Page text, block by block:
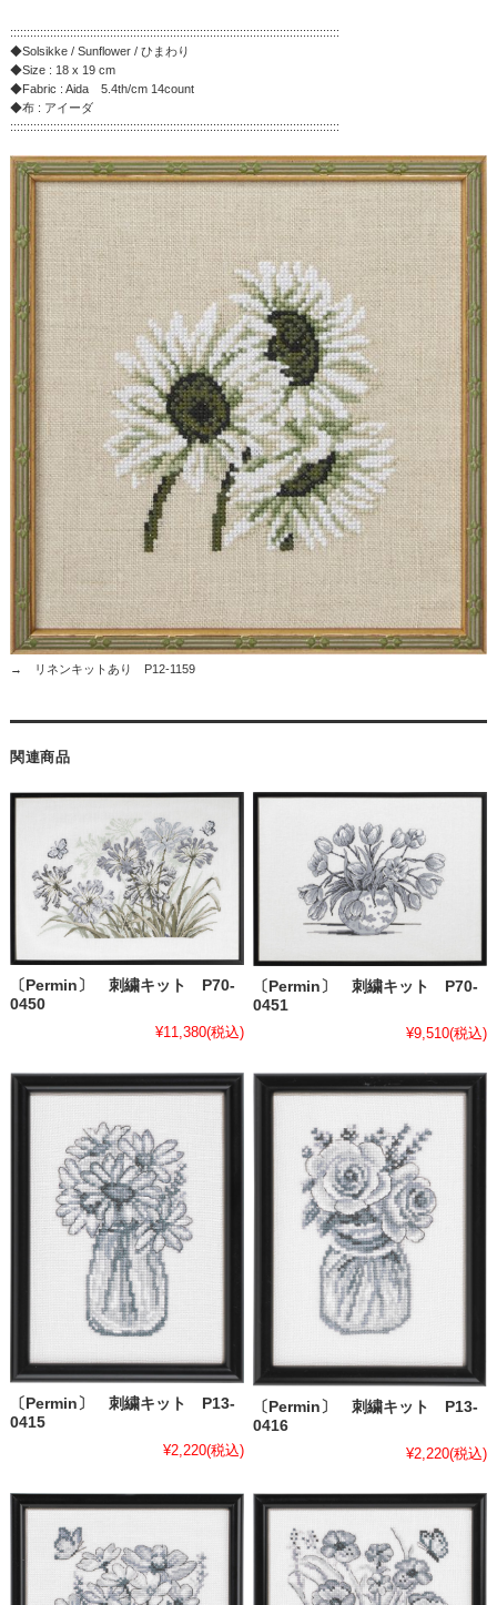
:::::::::::::::::::::::::::::::::::::::::::::::::::::::::::::::::::::::::::::::::::::::::::::::::::
◆Solsikke / Sunflower / ひまわり
◆Size : 18 x 19 cm
◆Fabric : Aida 5.4th/cm 14count
◆布 : アイーダ
:::::::::::::::::::::::::::::::::::::::::::::::::::::::::::::::::::::::::::::::::::::::::::::::::::
→ リネンキットあり P12-1159
関連商品
〔Permin〕 刺繍キット P70-
0450
¥11,380(税込)
〔Permin〕 刺繍キット P70-
0451
¥9,510(税込)
〔Permin〕 刺繍キット P13-
0415
¥2,220(税込)
〔Permin〕 刺繍キット P13-
0416
¥2,220(税込)